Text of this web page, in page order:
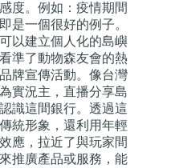
度。例如：疫情期間
是一個很好的例子。
以建立個人化的島嶼
準了動物森友會的熱
牌宣傳活動。像台灣
實況主，直播分享島
識這間銀行。透過這
統形象，還利用年輕
應，拉近了與玩家間
推廣產品或服務，能